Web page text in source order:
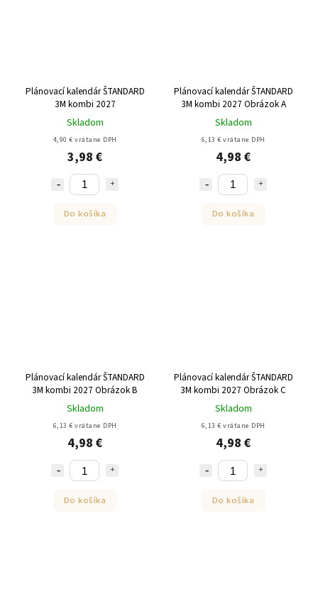
Plánovací kalendár ŠTANDARD
3M kombi 2027
Skladom
4,90 € vrátane DPH
3,98 €
Do košíka
Plánovací kalendár ŠTANDARD
3M kombi 2027 Obrázok A
Skladom
6,13 € vrátane DPH
4,98 €
Do košíka
Plánovací kalendár ŠTANDARD
3M kombi 2027 Obrázok B
Skladom
6,13 € vrátane DPH
4,98 €
Do košíka
Plánovací kalendár ŠTANDARD
3M kombi 2027 Obrázok C
Skladom
6,13 € vrátane DPH
4,98 €
Do košíka